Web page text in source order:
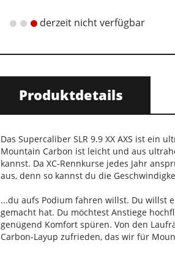
derzeit nicht verfügbar
Produktdetails
Das Supercaliber SLR 9.9 XX AXS ist ein
Mountain Carbon ist leicht und aus
kannst. Da XC-Rennkurse jedes Jahr
aus, denn so kannst du die
...du aufs Podium fahren willst. Du willst
gemacht hat. Du möchtest Anstiege
genügend Komfort spüren. Von den
Carbon-Layup zufrieden, das wir für